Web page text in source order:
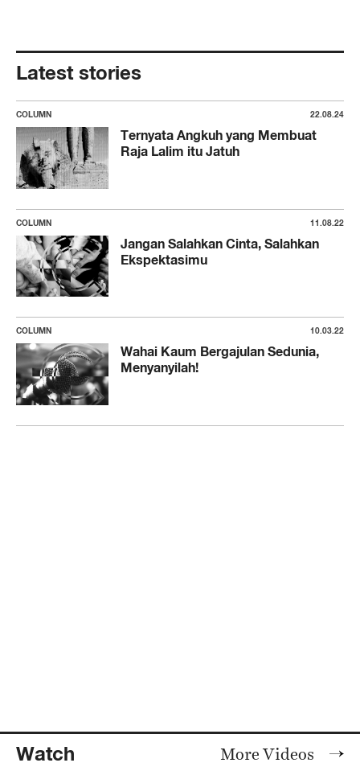
Latest stories
COLUMN 22.08.24
Ternyata Angkuh yang Membuat
Raja Lalim itu Jatuh
COLUMN 11.08.22
Jangan Salahkan Cinta, Salahkan
Ekspektasimu
COLUMN 10.03.22
Wahai Kaum Bergajulan Sedunia,
Menyanyilah!
Watch More Videos